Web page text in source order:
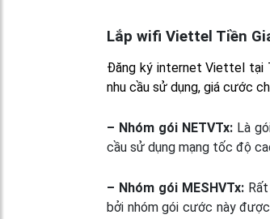
Lắp wifi Viettel Tiền
Đăng ký internet Viettel tại
nhu cầu sử dụng, giá cước
– Nhóm gói NETVTx: Là
cầu sử dụng mạng tốc độ
– Nhóm gói MESHVTx:
bởi nhóm gói cước này